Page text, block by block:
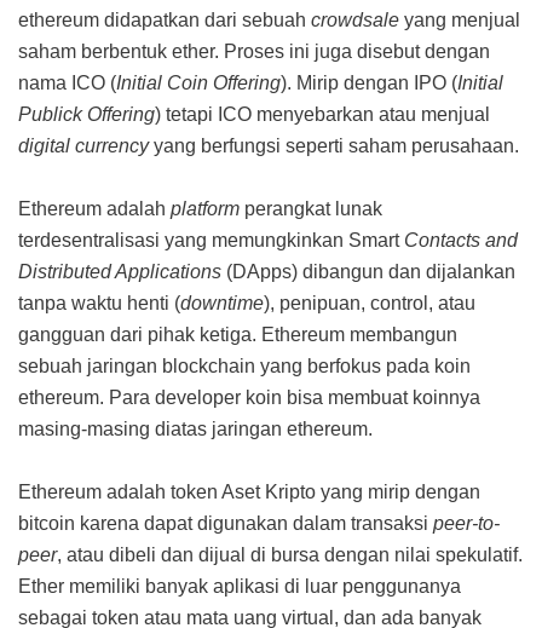
ethereum didapatkan dari sebuah crowdsale yang menjual
saham berbentuk ether. Proses ini juga disebut dengan
nama ICO (Initial Coin Offering). Mirip dengan IPO (Initial
Publick Offering) tetapi ICO menyebarkan atau menjual
digital currencyyang berfungsi seperti saham perusahaan.
Ethereum adalah platform perangkat lunak
terdesentralisasi yang memungkinkan Smart Contacts and
Distributed Applications (DApps) dibangun dan dijalankan
tanpa waktu henti (downtime), penipuan, control, atau
gangguan dari pihak ketiga. Ethereum membangun
sebuah jaringan blockchain yang berfokus pada koin
ethereum. Para developer koin bisa membuat koinnya
masing-masing diatas jaringan ethereum.
Ethereum adalah token Aset Kripto yang mirip dengan
bitcoin karena dapat digunakan dalam transaksi peer-to-
peer, atau dibeli dan dijual di bursa dengan nilai spekulatif.
Ether memiliki banyak aplikasi di luar penggunanya
sebagai token atau mata uang virtual, dan ada banyak